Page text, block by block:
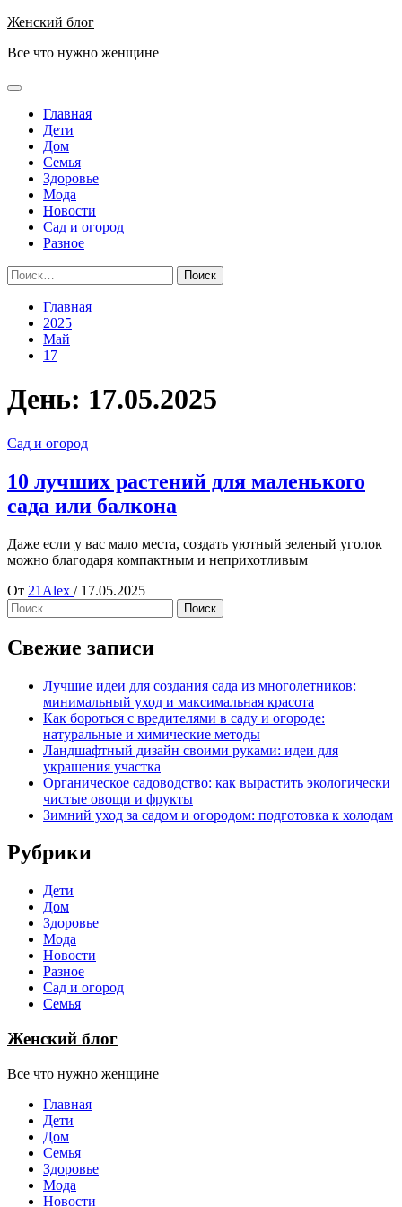
Перейти
содержимому
Женский блог
Все что нужно женщине
Основное
Главная
Дети
Дом
Семья
Здоровье
Мода
Новости
Сад и огород
Разное
Найти:
Главная
2025
Май
17
День: 17.05.2025
Сад и огород
10 лучших растений для маленького
сада или балкона
Даже если у вас мало места, создать уютный зеленый уголок
можно благодаря компактным и неприхотливым
От 21Alex / 17.05.2025
Найти:
Свежие записи
Лучшие идеи для создания сада из многолетников:
минимальный уход и максимальная красота
Как бороться с вредителями в саду и огороде:
натуральные и химические методы
Ландшафтный дизайн своими руками: идеи для
украшения участка
Органическое садоводство: как вырастить экологически
чистые овощи и фрукты
Зимний уход за садом и огородом: подготовка к холодам
Рубрики
Дети
Дом
Здоровье
Мода
Новости
Разное
Сад и огород
Семья
Женский блог
Все что нужно женщине
Главная
Дети
Дом
Семья
Здоровье
Мода
Новости